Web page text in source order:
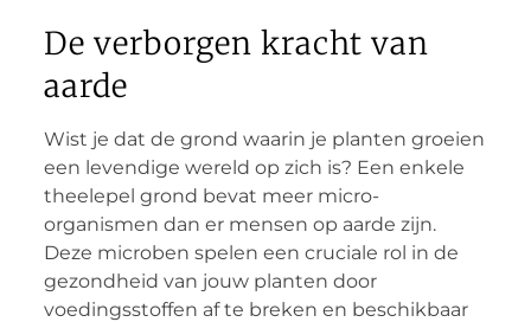
De verborgen kracht van
aarde
Wist je dat de grond waarin je planten groeien
een levendige wereld op zich is? Een enkele
theelepel grond bevat meer micro-
organismen dan er mensen op aarde zijn.
Deze microben spelen een cruciale rol in de
gezondheid van jouw planten door
voedingsstoffen af te breken en beschikbaar